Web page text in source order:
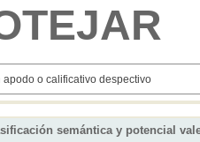
apodo o calificativo despectivo
semántica y potencial